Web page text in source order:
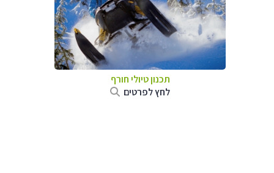
תכנון טיולי חורף
לחץ לפרטים